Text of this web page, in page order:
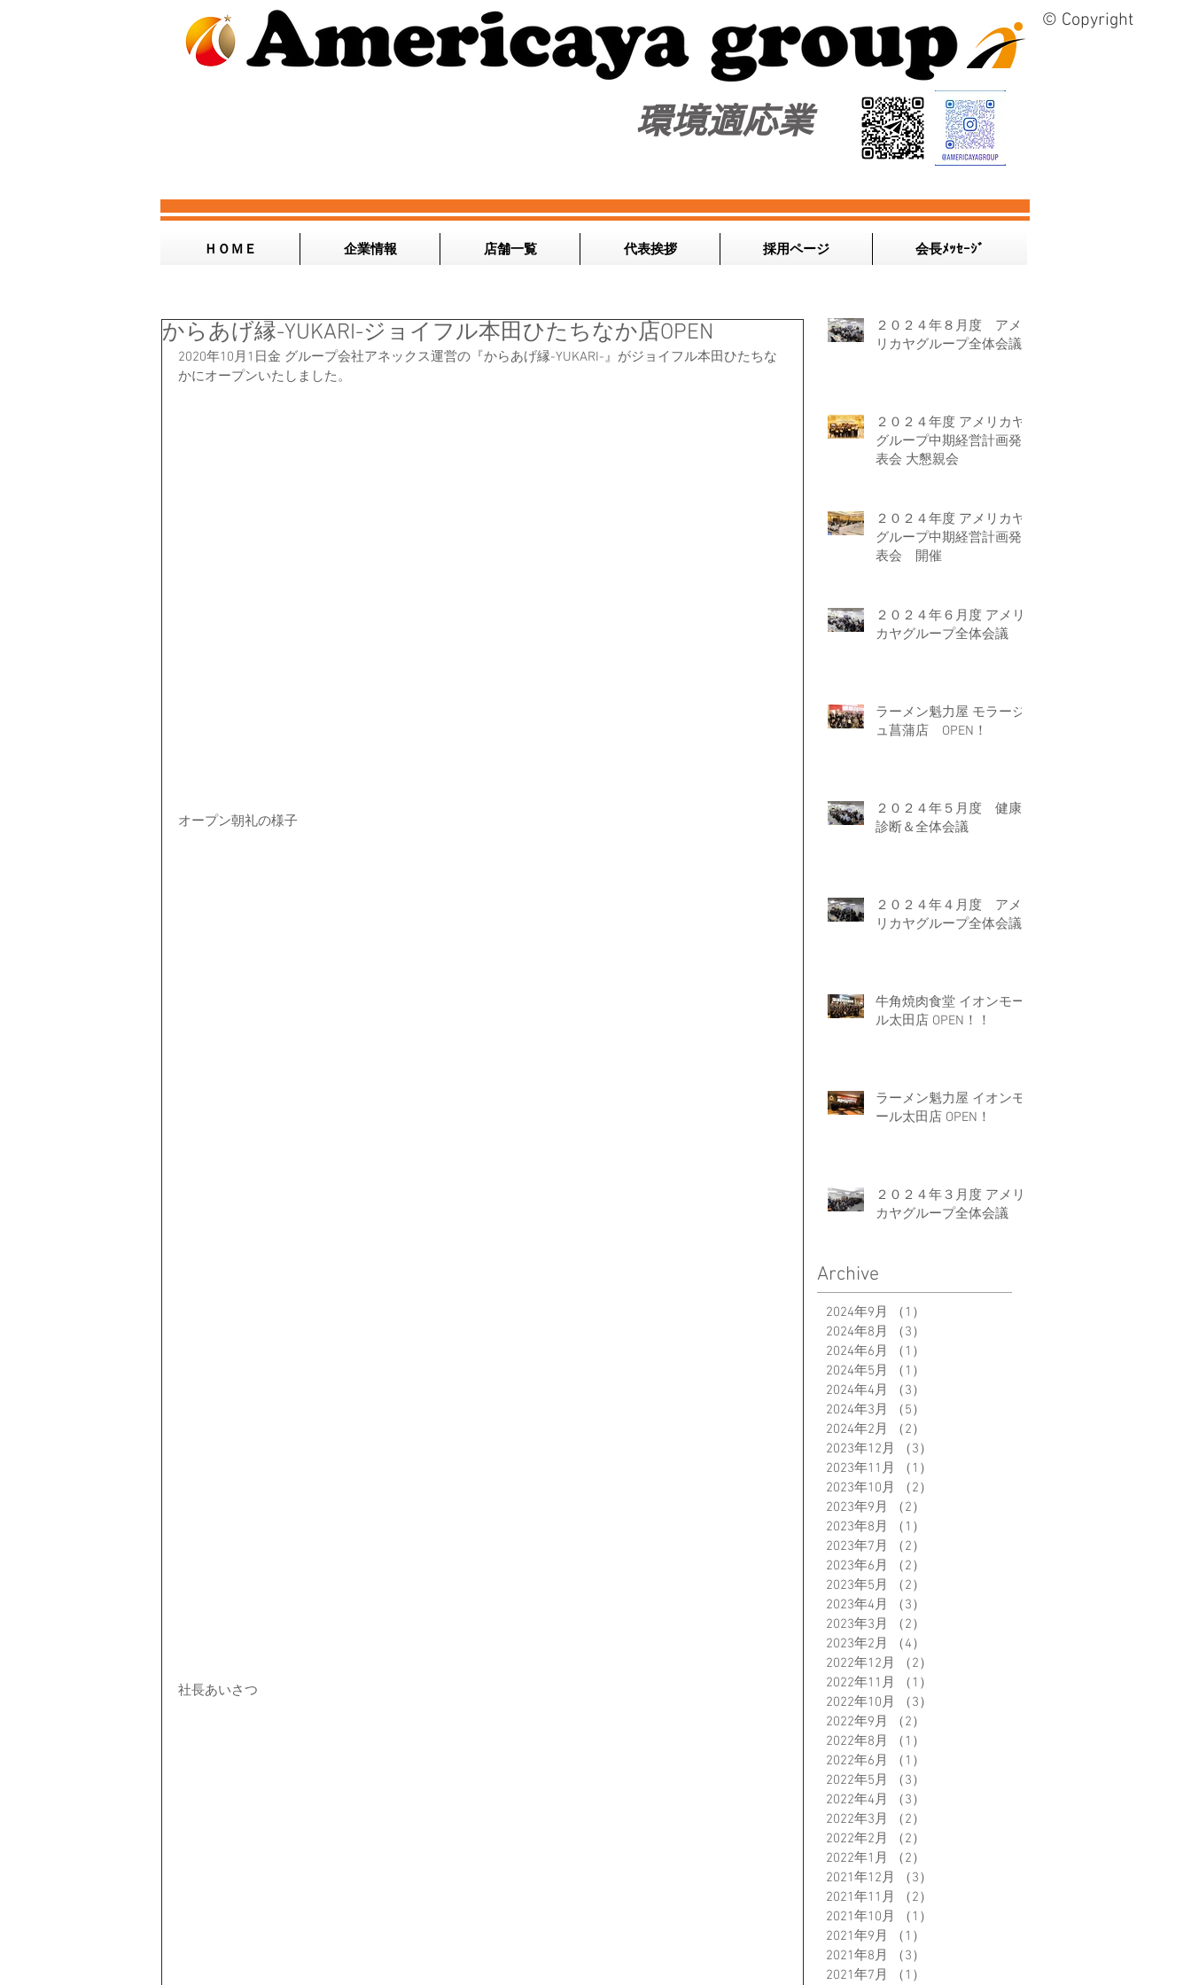
© Copyright
​環境適応業
ＨＯＭＥ 企業情報 店舗一覧 代表挨拶 採用ページ 会長ﾒｯｾｰｼﾞ
からあげ縁-YUKARI-ジョイフル本田ひたちなか店OPEN
2020年10月1日金 グループ会社アネックス運営の『からあげ縁-YUKARI-』がジョイフル本田ひたちな
かにオープンいたしました。
オープン朝礼の様子
社長あいさつ
２０２４年８月度 アメ
リカヤグループ全体会議
２０２４年度 アメリカヤ
グループ中期経営計画発
表会 大懇親会
２０２４年度 アメリカヤ
グループ中期経営計画発
表会 開催
２０２４年６月度 アメリ
カヤグループ全体会議
ラーメン魁力屋 モラージ
ュ菖蒲店 OPEN！
２０２４年５月度 健康
診断＆全体会議
２０２４年４月度 アメ
リカヤグループ全体会議
牛角焼肉食堂 イオンモー
ル太田店 OPEN！！
ラーメン魁力屋 イオンモ
ール太田店 OPEN！
２０２４年３月度 アメリ
カヤグループ全体会議
Archive
2024年9月 （1）
2024年8月
（3）
2024年6月
（1）
2024年5月
（1）
2024年4月
（3）
2024年3月
（5）
2024年2月
（2）
2023年12月
（3）
2023年11月
（1）
2023年10月
（2）
2023年9月
（2）
2023年8月
（1）
2023年7月
（2）
2023年6月
（2）
2023年5月
（2）
2023年4月
（3）
2023年3月
（2）
2023年2月
（4）
2022年12月
（2）
2022年11月
（1）
2022年10月
（3）
2022年9月
（2）
2022年8月
（1）
2022年6月
（1）
2022年5月
（3）
2022年4月
（3）
2022年3月
（2）
2022年2月
（2）
2022年1月
（2）
2021年12月
（3）
2021年11月
（2）
2021年10月
（1）
2021年9月
（1）
2021年8月
（3）
2021年7月
（1）